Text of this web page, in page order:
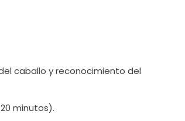
caballo y reconocimiento del
minutos).